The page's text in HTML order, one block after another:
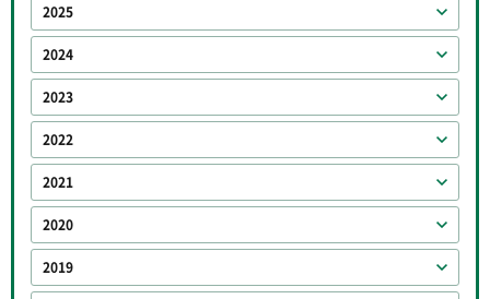
2025
2024
2023
2022
2021
2020
2019